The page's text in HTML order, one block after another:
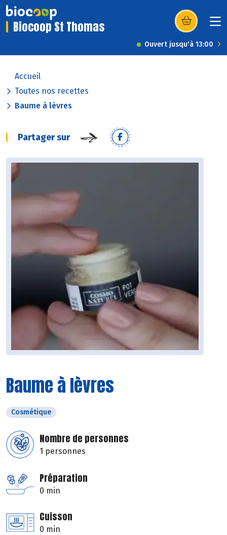
Biocoop St Thomas (s’ouvre dans
Ouvert jusqu'à 13:00
Accueil
Toutes nos recettes
Baume à lèvres
Partager sur
Baume à lèvres
Cosmétique
Nombre de personnes
1 personnes
Préparation
0 min
Cuisson
0 min